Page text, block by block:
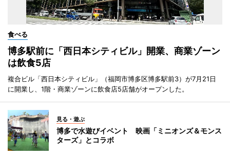
食べる
博多駅前に「西日本シティビル」開業、商業ゾーン
は飲食5店
複合ビル「西日本シティビル」（福岡市博多区博多駅前3）が7月21日
に開業し、1階・商業ゾーンに飲食店5店舗がオープンした。
見る・遊ぶ
博多で水遊びイベント 映画「ミニオンズ＆モンス
ターズ」とコラボ